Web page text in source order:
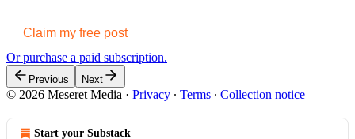
Claim my free post
Or purchase a paid subscription.
Previous Next
© 2026 Meseret Media · Privacy ∙ Terms ∙ Collection notice
Start your Substack